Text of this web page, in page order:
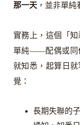
那一天，並非單純
實務上，這個「
單純——配偶或同
就知悉，起算日
覺：
長期失聯的